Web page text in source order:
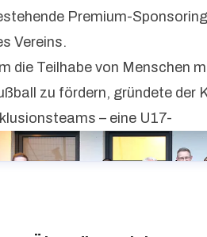
Premium-
Vereins.
die Teilhabe von Menschen
zu fördern, gründete der
– eine U17-